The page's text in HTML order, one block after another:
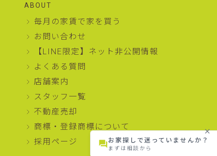
ABOUT
毎月の家賃で家を買う
お問い合わせ
【LINE限定】ネット非公開情報
よくある質問
店舗案内
スタッフ一覧
不動産売却
商標・登録商標について
採用ページ
close
forumお家探しで迷っていませんか？
まずは相談から